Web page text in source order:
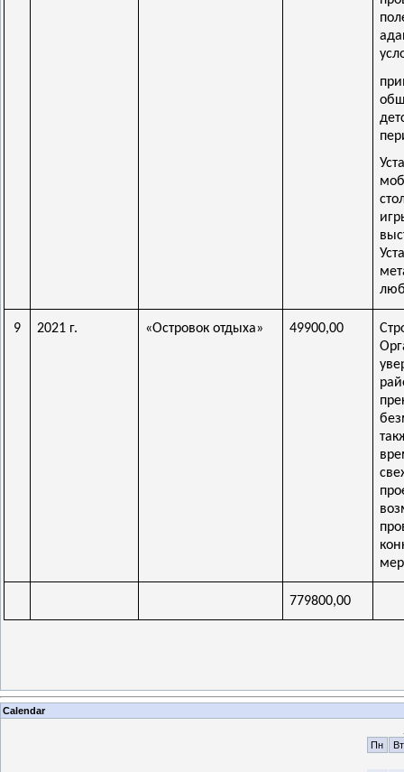
9 2021 г. «Островок отдыха» 49900,00
779800,00
Calendar
Пн
Вт